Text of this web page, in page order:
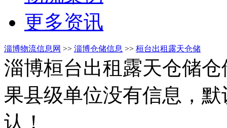
更多资讯
淄博物流信息网 >> 淄博仓储信息 >> 桓台出租露天仓储
淄博桓台出租露天仓储
果县级单位没有信息，
认！